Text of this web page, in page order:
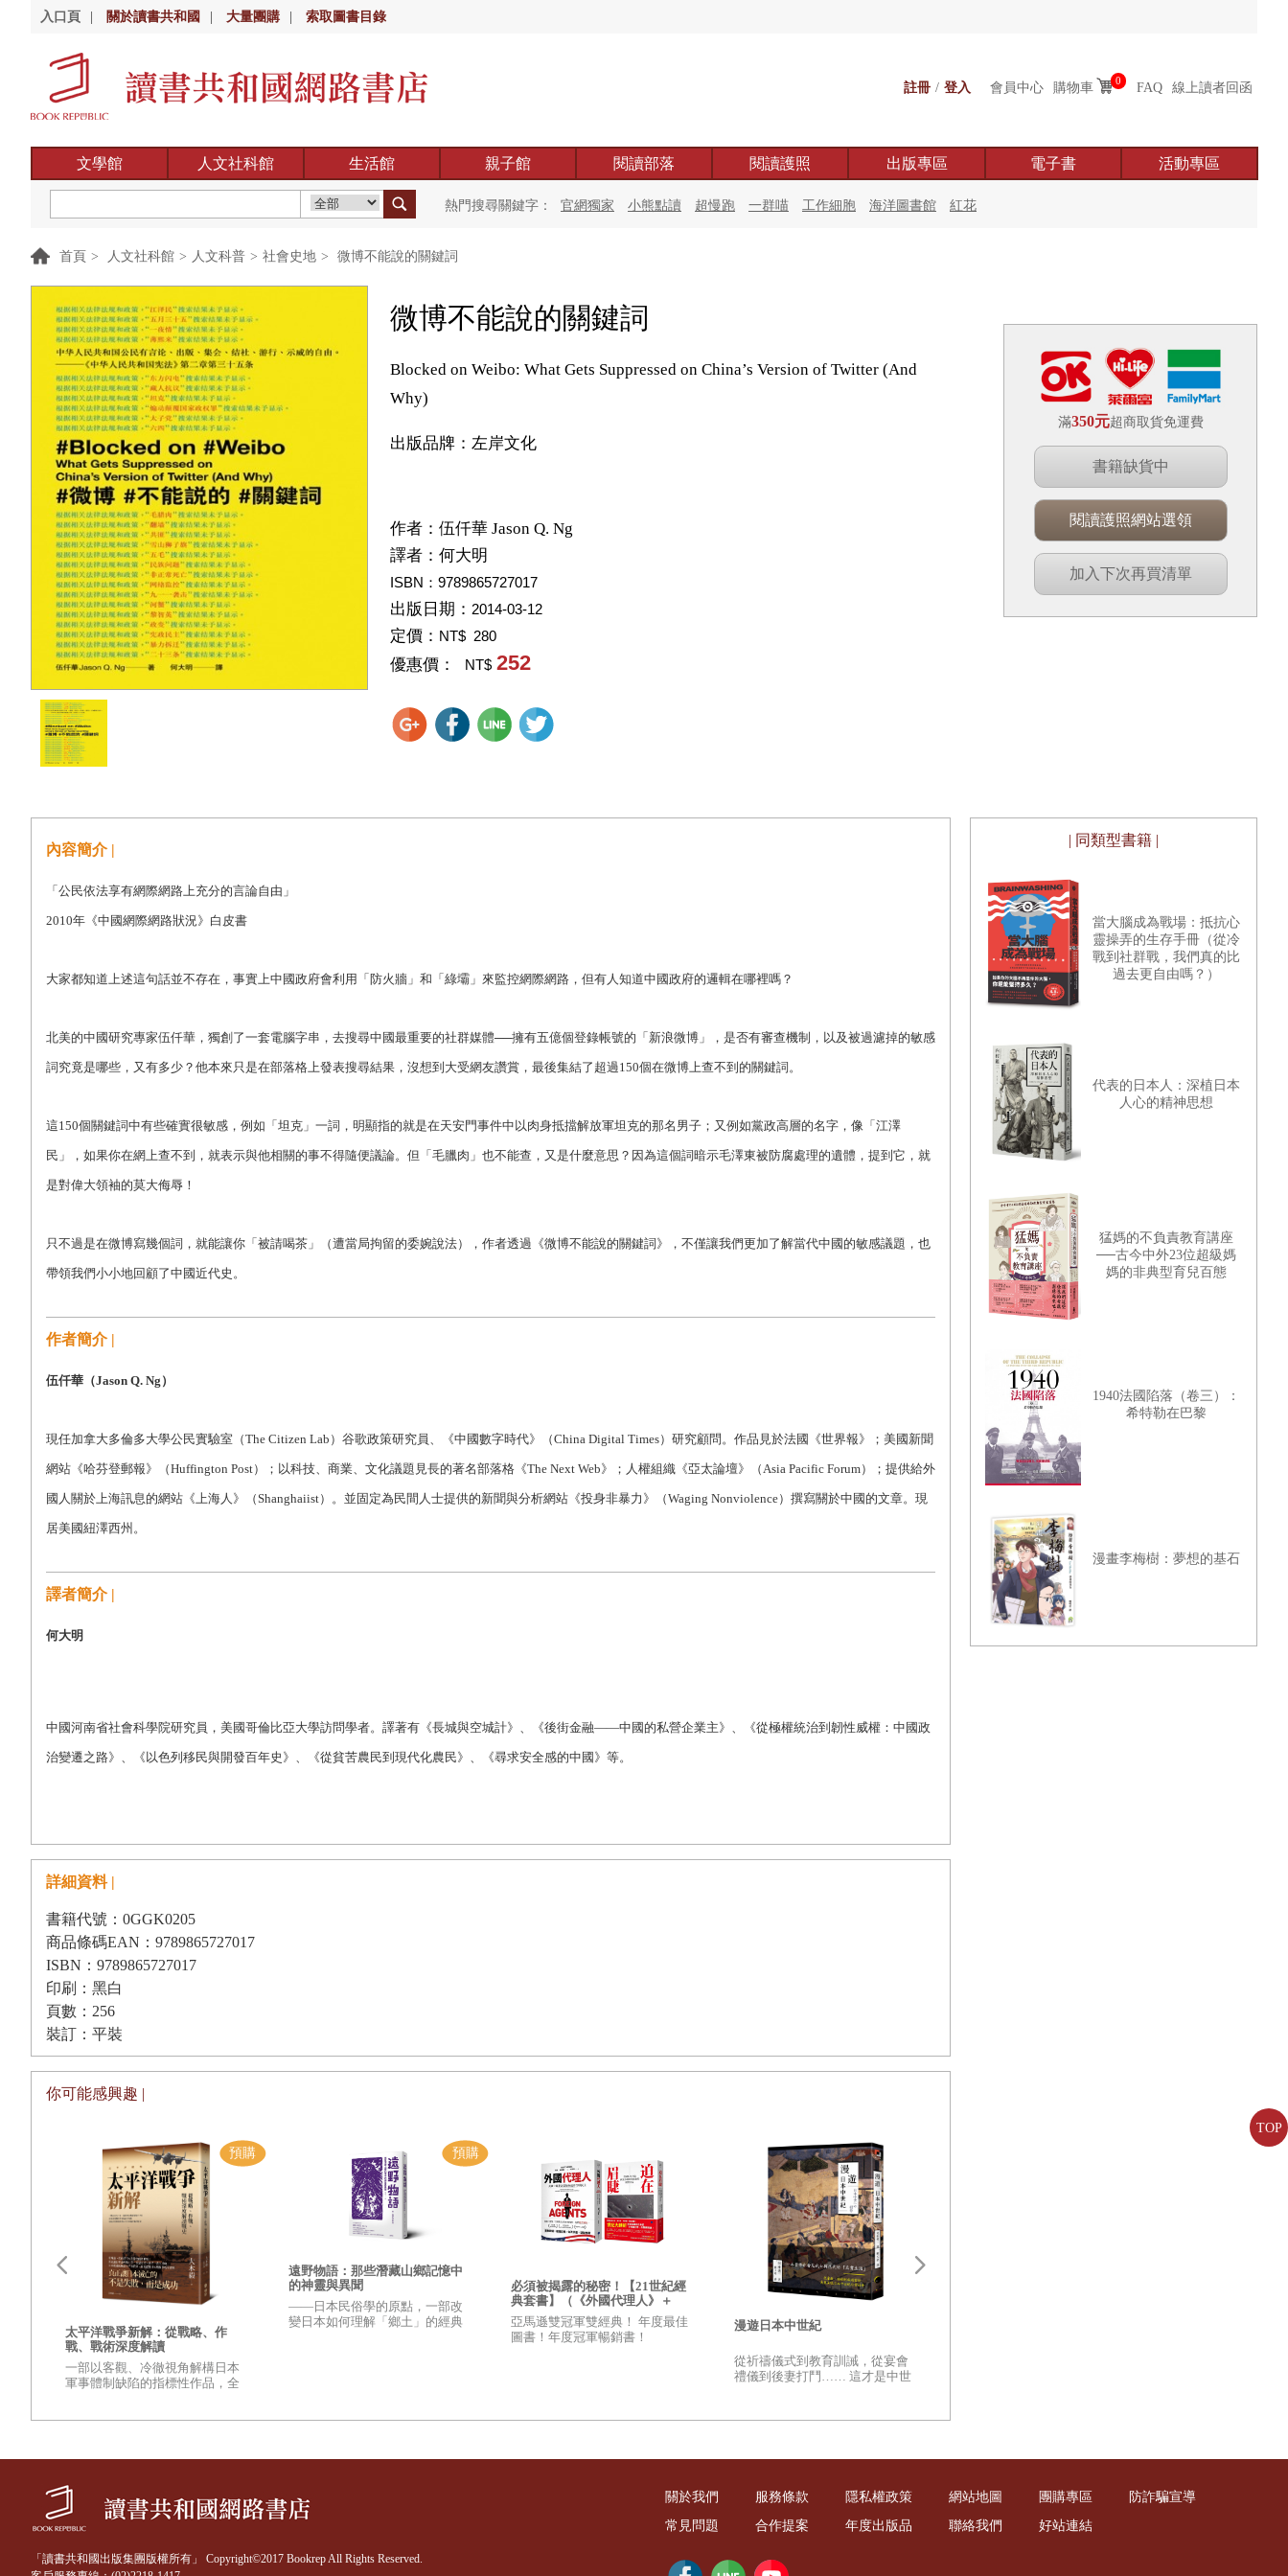
入口頁 關於讀書共和國 大量團購 索取圖書目錄
註冊 / 登入 會員中心 購物車 0 FAQ 線上讀者回函
文學館 人文社科館 生活館 親子館 閱讀部落 閱讀護照 出版專區 電子書 活動專區
熱門搜尋關鍵字： 官網獨家 小熊點讀 超慢跑 一群喵 工作細胞 海洋圖書館 紅花
TOP
首頁 > 人文社科館 > 人文科普 > 社會史地 > 微博不能說的關鍵詞
微博不能說的關鍵詞
Blocked on Weibo: What Gets Suppressed on China’s Version of Twitter (And
Why)
出版品牌：左岸文化
作者： 伍仟華 Jason Q. Ng
譯者： 何大明
ISBN：9789865727017
出版日期： 2014-03-12
定價： NT$ 280
優惠價： NT$ 252
滿350元超商取貨免運費
書籍缺貨中
閱讀護照網站選領
加入下次再買清單
內容簡介 |
「公民依法享有網際網路上充分的言論自由」
2010年《中國網際網路狀況》白皮書
大家都知道上述這句話並不存在，事實上中國政府會利用「防火牆」和「綠壩」來監控網際網路，但有人知道中國政府的邏輯在哪裡嗎？
北美的中國研究專家伍仟華，獨創了一套電腦字串，去搜尋中國最重要的社群媒體──擁有五億個登錄帳號的「新浪微博」，是否有審查機制，以及被過濾掉的敏感
詞究竟是哪些，又有多少？他本來只是在部落格上發表搜尋結果，沒想到大受網友讚賞，最後集結了超過150個在微博上查不到的關鍵詞。
這150個關鍵詞中有些確實很敏感，例如「坦克」一詞，明顯指的就是在天安門事件中以肉身抵擋解放軍坦克的那名男子；又例如黨政高層的名字，像「江澤
民」，如果你在網上查不到，就表示與他相關的事不得隨便議論。但「毛臘肉」也不能查，又是什麼意思？因為這個詞暗示毛澤東被防腐處理的遺體，提到它，就
是對偉大領袖的莫大侮辱！
只不過是在微博寫幾個詞，就能讓你「被請喝茶」（遭當局拘留的委婉說法），作者透過《微博不能說的關鍵詞》，不僅讓我們更加了解當代中國的敏感議題，也
帶領我們小小地回顧了中國近代史。
作者簡介 |
伍仟華（Jason Q. Ng）
現任加拿大多倫多大學公民實驗室（The Citizen Lab）谷歌政策研究員、《中國數字時代》（China Digital Times）研究顧問。作品見於法國《世界報》；美國新聞
網站《哈芬登郵報》（Huffington Post）；以科技、商業、文化議題見長的著名部落格《The Next Web》；人權組織《亞太論壇》（Asia Pacific Forum）；提供給外
國人關於上海訊息的網站《上海人》（Shanghaiist）。並固定為民間人士提供的新聞與分析網站《投身非暴力》（Waging Nonviolence）撰寫關於中國的文章。現
居美國紐澤西州。
譯者簡介 |
何大明
中國河南省社會科學院研究員，美國哥倫比亞大學訪問學者。譯著有《長城與空城計》、《後街金融——中國的私營企業主》、《從極權統治到韌性威權：中國政
治變遷之路》、《以色列移民與開發百年史》、《從貧苦農民到現代化農民》、《尋求安全感的中國》等。
詳細資料 |
書籍代號：0GGK0205
商品條碼EAN：9789865727017
ISBN：9789865727017
印刷：黑白
頁數：256
裝訂：平裝
你可能感興趣 |
太平洋戰爭新解：從戰略、作
戰、戰術深度解讀
一部以客觀、冷徹視角解構日本
軍事體制缺陷的指標性作品，全
遠野物語：那些潛藏山鄉記憶中
的神靈與異聞
——日本民俗學的原點，一部改
變日本如何理解「鄉土」的經典
必須被揭露的秘密！【21世紀經
典套書】（《外國代理人》＋
《迫在眉睫》）
亞馬遜雙冠軍雙經典！ 年度最佳
圖書！年度冠軍暢銷書！
漫遊日本中世紀
從祈禱儀式到教育訓誡，從宴會
禮儀到後妻打鬥…… 這才是中世
| 同類型書籍 |
當大腦成為戰場：抵抗心
靈操弄的生存手冊（從冷
戰到社群戰，我們真的比
過去更自由嗎？）
代表的日本人：深植日本
人心的精神思想
猛媽的不負責教育講座
──古今中外23位超級媽
媽的非典型育兒百態
1940法國陷落（卷三）：
希特勒在巴黎
漫畫李梅樹：夢想的基石
關於我們 服務條款 隱私權政策 網站地圖 團購專區
防詐騙宣導
常見問題
合作提案 年度出版品 聯絡我們 好站連結
「讀書共和國出版集團版權所有」 Copyright©2017 Bookrep All Rights Reserved.